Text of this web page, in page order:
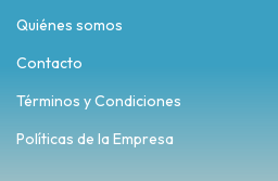
Quiénes somos
Contacto
Términos y Condiciones
Políticas de la Empresa